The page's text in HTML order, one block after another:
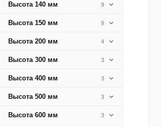
Высота 140 мм 9
Высота 150 мм 9
Высота 200 мм 4
Высота 300 мм 3
Высота 400 мм 3
Высота 500 мм 3
Высота 600 мм 3